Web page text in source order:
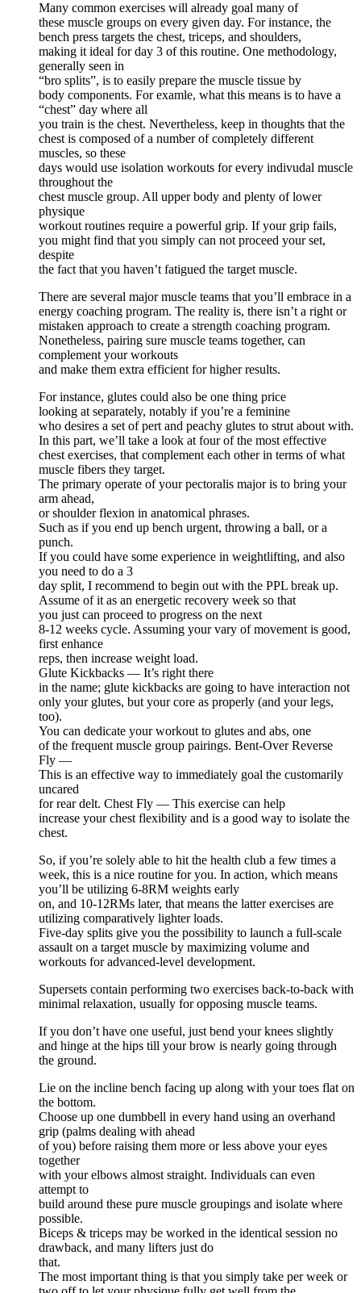
Many common exercises will already goal many of
these muscle groups on every given day. For instance, the
bench press targets the chest, triceps, and shoulders,
making it ideal for day 3 of this routine. One methodology,
generally seen in
“bro splits”, is to easily prepare the muscle tissue by
body components. For examle, what this means is to have a
“chest” day where all
you train is the chest. Nevertheless, keep in thoughts that the
chest is composed of a number of completely different
muscles, so these
days would use isolation workouts for every indivudal muscle
throughout the
chest muscle group. All upper body and plenty of lower
physique
workout routines require a powerful grip. If your grip fails,
you might find that you simply can not proceed your set,
despite
the fact that you haven’t fatigued the target muscle.
There are several major muscle teams that you’ll embrace in a
energy coaching program. The reality is, there isn’t a right or
mistaken approach to create a strength coaching program.
Nonetheless, pairing sure muscle teams together, can
complement your workouts
and make them extra efficient for higher results.
For instance, glutes could also be one thing price
looking at separately, notably if you’re a feminine
who desires a set of pert and peachy glutes to strut about with.
In this part, we’ll take a look at four of the most effective
chest exercises, that complement each other in terms of what
muscle fibers they target.
The primary operate of your pectoralis major is to bring your
arm ahead,
or shoulder flexion in anatomical phrases.
Such as if you end up bench urgent, throwing a ball, or a
punch.
If you could have some experience in weightlifting, and also
you need to do a 3
day split, I recommend to begin out with the PPL break up.
Assume of it as an energetic recovery week so that
you just can proceed to progress on the next
8-12 weeks cycle. Assuming your vary of movement is good,
first enhance
reps, then increase weight load.
Glute Kickbacks — It’s right there
in the name; glute kickbacks are going to have interaction not
only your glutes, but your core as properly (and your legs,
too).
You can dedicate your workout to glutes and abs, one
of the frequent muscle group pairings. Bent-Over Reverse
Fly —
This is an effective way to immediately goal the customarily
uncared
for rear delt. Chest Fly — This exercise can help
increase your chest flexibility and is a good way to isolate the
chest.
So, if you’re solely able to hit the health club a few times a
week, this is a nice routine for you. In action, which means
you’ll be utilizing 6-8RM weights early
on, and 10-12RMs later, that means the latter exercises are
utilizing comparatively lighter loads.
Five-day splits give you the possibility to launch a full-scale
assault on a target muscle by maximizing volume and
workouts for advanced-level development.
Supersets contain performing two exercises back-to-back with
minimal relaxation, usually for opposing muscle teams.
If you don’t have one useful, just bend your knees slightly
and hinge at the hips till your brow is nearly going through
the ground.
Lie on the incline bench facing up along with your toes flat on
the bottom.
Choose up one dumbbell in every hand using an overhand
grip (palms dealing with ahead
of you) before raising them more or less above your eyes
together
with your elbows almost straight. Individuals can even
attempt to
build around these pure muscle groupings and isolate where
possible.
Biceps & triceps may be worked in the identical session no
drawback, and many lifters just do
that.
The most important thing is that you simply take per week or